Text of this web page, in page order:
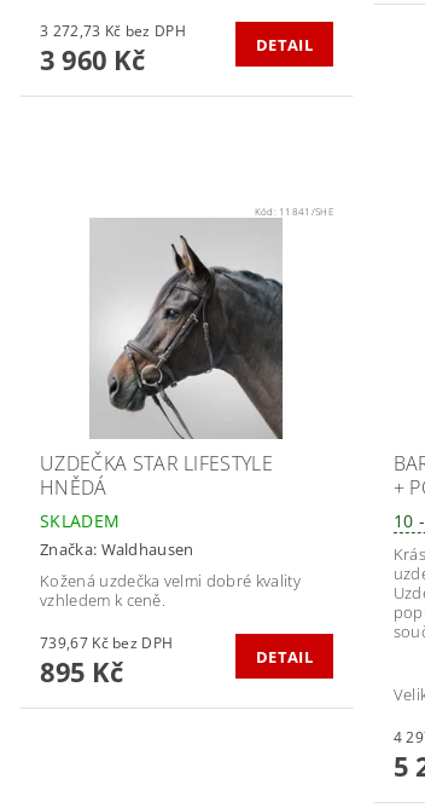
3 272,73 Kč bez DPH
3 960 Kč DETAIL
Kód: 11841/SHE
UZDEČKA STAR LIFESTYLE
HNĚDÁ
SKLADEM
Značka: Waldhausen
Kožená uzdečka velmi dobré kvality
vzhledem k ceně.
739,67 Kč bez DPH
895 Kč DETAIL
+
10
5